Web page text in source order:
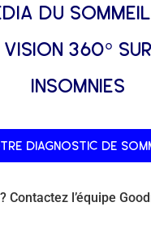
du
vision 360°
insomnies
diagnostic de
Contactez l’équipe